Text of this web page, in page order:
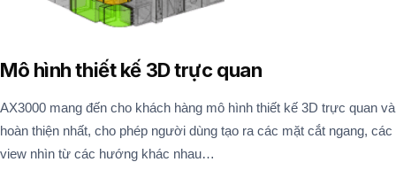
Mô hình thiết kế 3D trực quan
AX3000 mang đến cho khách hàng mô hình thiết kế 3D trực quan và
hoàn thiện nhất, cho phép người dùng tạo ra các mặt cắt ngang, các
view nhìn từ các hướng khác nhau…